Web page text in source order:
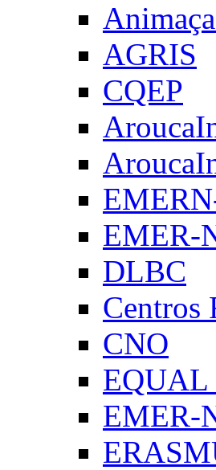
AGRIS
CQEP
EMER-
DLBC
Centros
CNO
EQUAL
EMER-